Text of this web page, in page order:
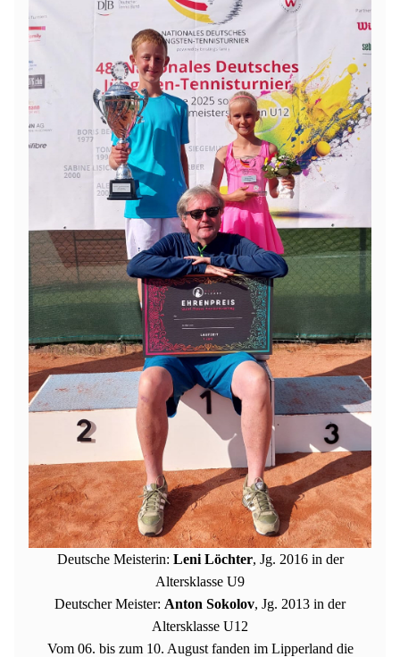
Deutsche Meisterin: Leni Löchter, Jg. 2016 in der
Altersklasse U9
Deutscher Meister: Anton Sokolov, Jg. 2013 in der
Altersklasse U12
Vom 06. bis zum 10. August fanden im Lipperland die